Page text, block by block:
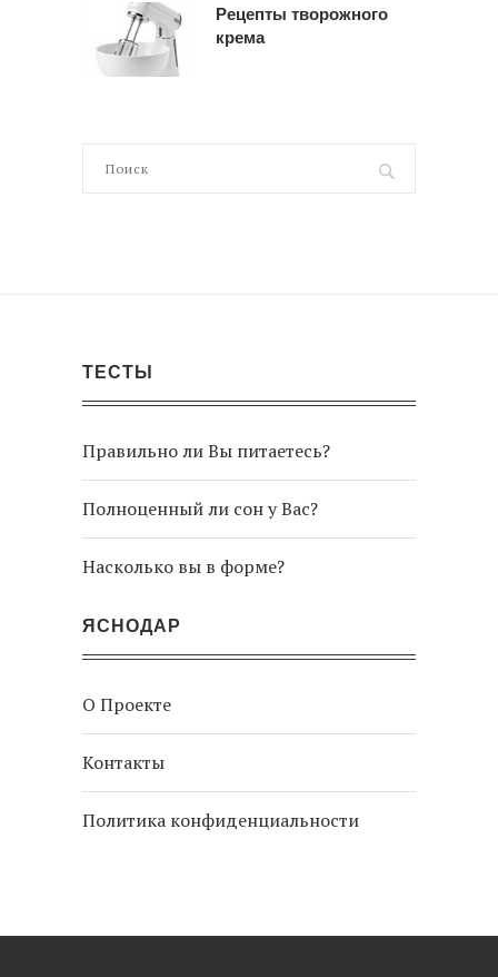
Рецепты творожного
крема
ТЕСТЫ
Правильно ли Вы питаетесь?
Полноценный ли сон у Вас?
Насколько вы в форме?
ЯСНОДАР
О Проекте
Контакты
Политика конфиденциальности